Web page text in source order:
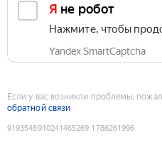
Я не робот
Нажмите, чтобы
Yandex SmartCaptcha
Если у вас возникли проблемы,
обратной связи
9193548910241465269:1786261996